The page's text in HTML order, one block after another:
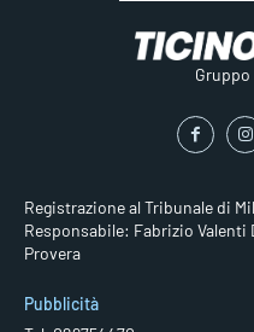
Registrazione al Tribunale di
Responsabile: Fabrizio Valenti
Provera
Pubblicità